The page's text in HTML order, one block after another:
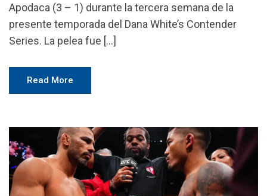
Apodaca (3 – 1) durante la tercera semana de la
presente temporada del Dana White’s Contender
Series. La pelea fue […]
Read More